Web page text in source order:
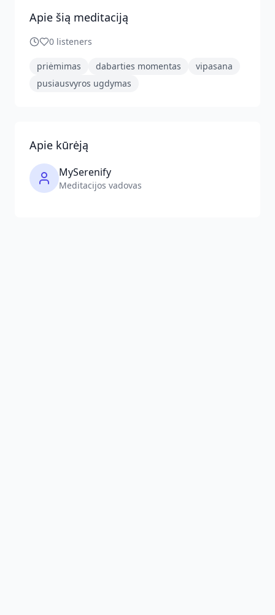
Apie šią meditaciją
0 listeners
priėmimas dabarties momentas
vipasana
pusiausvyros ugdymas
Apie kūrėją
MySerenify
Meditacijos vadovas